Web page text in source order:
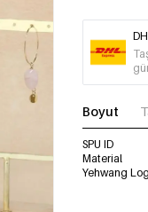
Boyut
SPU ID
Material
Yehwang